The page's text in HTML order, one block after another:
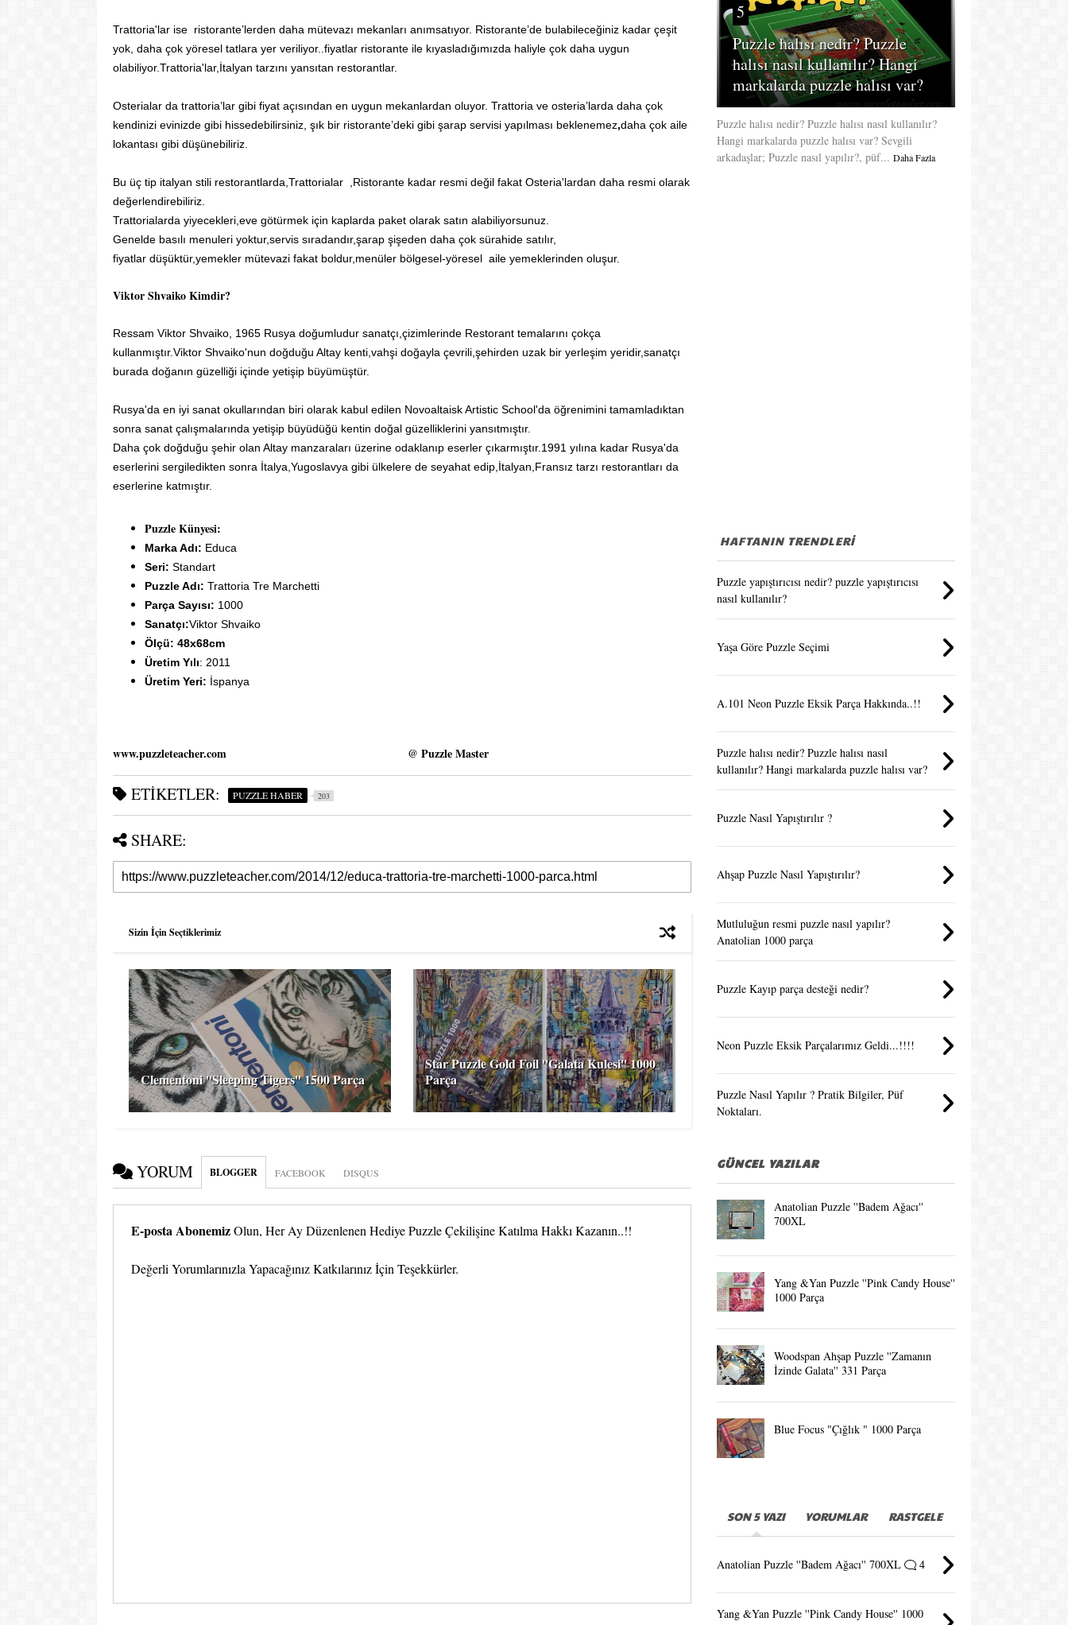
Trattoria'lar ise ristorante’lerden daha mütevazı mekanları anımsatıyor. Ristorante’de bulabileceğiniz kadar çeşit
yok, daha çok yöresel tatlara yer veriliyor..fiyatlar ristorante ile kıyasladığımızda haliyle çok daha uygun
olabiliyor.Trattoria'lar,İtalyan tarzını yansıtan restorantlar.
Osterialar da trattoria’lar gibi fiyat açısından en uygun mekanlardan oluyor. Trattoria ve osteria’larda daha çok
kendinizi evinizde gibi hissedebilirsiniz, şık bir ristorante’deki gibi şarap servisi yapılması beklenemez,daha çok aile
lokantası gibi düşünebiliriz.
Bu üç tip italyan stili restorantlarda,Trattorialar ,Ristorante kadar resmi değil fakat Osteria'lardan daha resmi olarak
değerlendirebiliriz.
Trattorialarda yiyecekleri,eve götürmek için kaplarda paket olarak satın alabiliyorsunuz.
Genelde basılı menuleri yoktur,servis sıradandır,şarap şişeden daha çok sürahide satılır,
fiyatlar düşüktür,yemekler mütevazi fakat boldur,menüler bölgesel-yöresel aile yemeklerinden oluşur.
Viktor Shvaiko Kimdir?
Ressam Viktor Shvaiko, 1965 Rusya doğumludur sanatçı,çizimlerinde Restorant temalarını çokça
kullanmıştır.Viktor Shvaiko'nun doğduğu Altay kenti,vahşi doğayla çevrili,şehirden uzak bir yerleşim yeridir,sanatçı
burada doğanın güzelliği içinde yetişip büyümüştür.
Rusya'da en iyi sanat okullarından biri olarak kabul edilen Novoaltaisk Artistic School'da öğrenimini tamamladıktan
sonra sanat çalışmalarında yetişip büyüdüğü kentin doğal güzelliklerini yansıtmıştır.
Daha çok doğduğu şehir olan Altay manzaraları üzerine odaklanıp eserler çıkarmıştır.1991 yılına kadar Rusya'da
eserlerini sergiledikten sonra İtalya,Yugoslavya gibi ülkelere de seyahat edip,İtalyan,Fransız tarzı restorantları da
eserlerine katmıştır.
Puzzle Künyesi:
Marka Adı: Educa
Seri: Standart
Puzzle Adı: Trattoria Tre Marchetti
Parça Sayısı: 1000
Sanatçı:Viktor Shvaiko
Ölçü: 48x68cm
Üretim Yılı: 2011
Üretim Yeri: İspanya
www.puzzleteacher.com @ Puzzle Master
ETIKETLER: PUZZLE HABER 203
SHARE:
Sizin İçin Seçtiklerimiz
Clementoni ''Sleeping Tigers'' 1500 Parça
Star Puzzle Gold Foil ''Galata Kulesi'' 1000
Parça
YORUM BLOGGER FACEBOOK DISQUS
E-posta AbonemizOlun, Her Ay Düzenlenen Hediye Puzzle Çekilişine Katılma Hakkı Kazanın..!!
Değerli Yorumlarınızla Yapacağınız Katkılarınız İçin Teşekkürler.
5
Puzzle halısı nedir? Puzzle
halısı nasıl kullanılır? Hangi
markalarda puzzle halısı var?
Puzzle halısı nedir? Puzzle halısı nasıl kullanılır?
Hangi markalarda puzzle halısı var? Sevgili
arkadaşlar; Puzzle nasıl yapılır?, püf... Daha Fazla
HAFTANIN TRENDLERİ
Puzzle yapıştırıcısı nedir? puzzle yapıştırıcısı
nasıl kullanılır?
Yaşa Göre Puzzle Seçimi
A.101 Neon Puzzle Eksik Parça Hakkında..!!
Puzzle halısı nedir? Puzzle halısı nasıl
kullanılır? Hangi markalarda puzzle halısı var?
Puzzle Nasıl Yapıştırılır ?
Ahşap Puzzle Nasıl Yapıştırılır?
Mutluluğun resmi puzzle nasıl yapılır?
Anatolian 1000 parça
Puzzle Kayıp parça desteği nedir?
Neon Puzzle Eksik Parçalarımız Geldi...!!!!
Puzzle Nasıl Yapılır ? Pratik Bilgiler, Püf
Noktaları.
GÜNCEL YAZILAR
Anatolian Puzzle ''Badem Ağacı''
700XL
Yang &Yan Puzzle ''Pink Candy House''
1000 Parça
Woodspan Ahşap Puzzle ''Zamanın
İzinde Galata'' 331 Parça
Blue Focus "Çığlık " 1000 Parça
SON 5 YAZI YORUMLAR RASTGELE
Anatolian Puzzle ''Badem Ağacı'' 700XL 4
Yang &Yan Puzzle ''Pink Candy House'' 1000